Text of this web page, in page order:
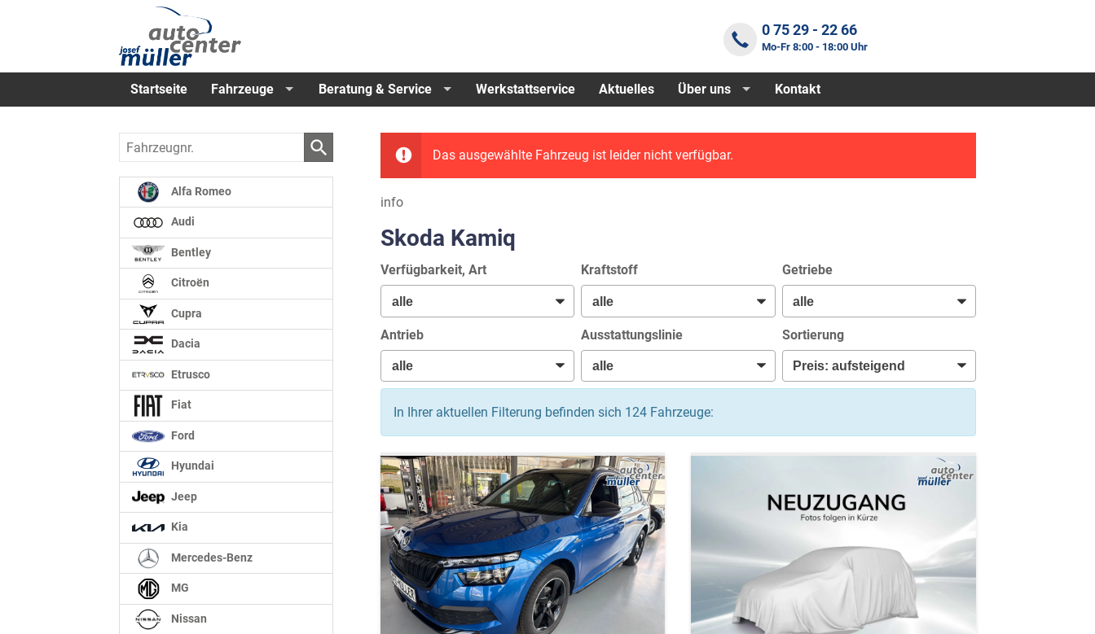
0 75 29 - 22 66
Mo-Fr 8:00 - 18:00 Uhr
Startseite Fahrzeuge Beratung & Service Werkstattservice Aktuelles Über uns Kontakt
Das ausgewählte Fahrzeug ist leider nicht verfügbar.
info
Skoda Kamiq
Verfügbarkeit, Art Kraftstoff Getriebe
Antrieb Ausstattungslinie Sortierung
In Ihrer aktuellen Filterung befinden sich 124Fahrzeuge:
Fahrzeugnr.
Alfa Romeo
Audi
Bentley
Citroën
Cupra
Dacia
Etrusco
Fiat
Ford
Hyundai
Jeep
Kia
Mercedes-Benz
MG
Nissan